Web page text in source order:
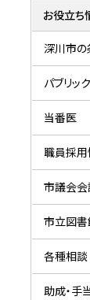
お役立ち
深川市の
パブリッ
当番医
職員採
市議会
市立図
各種相談
助成・手